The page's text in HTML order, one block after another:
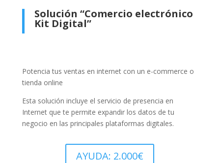
Solución “Comercio electrónico
Kit Digital”
Potencia tus ventas en internet con un e-commerce o
tienda online
Esta solución incluye el servicio de presencia en
Internet que te permite expandir los datos de tu
negocio en las principales plataformas digitales.
AYUDA: 2.000€